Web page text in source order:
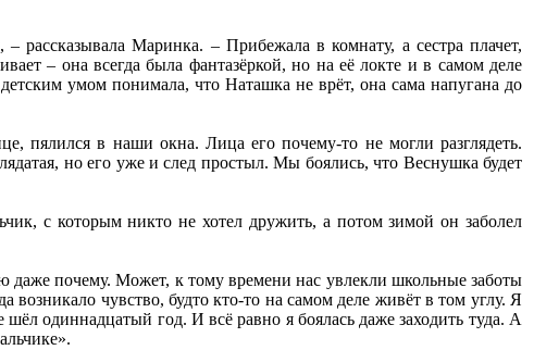
Маринка. – Прибежала в комнату, а сестра плачет,
– она всегда была фантазёркой, но на её локте и в самом деле
умом понимала, что Наташка не врёт, она сама напугана до
пялился в наши окна. Лица его почему-то не могли разглядеть.
но его уже и след простыл. Мы боялись, что Веснушка будет
с которым никто не хотел дружить, а потом зимой он заболел
почему. Может, к тому времени нас увлекли школьные заботы
возникало чувство, будто кто-то на самом деле живёт в том углу. Я
одиннадцатый год. И всё равно я боялась даже заходить туда. А